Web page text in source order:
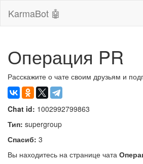
KarmaBot 🤖
Операция PR
Расскажите о чате своим друзьям и
Chat id: 1002992799863
Тип: supergroup
Спасиб: 3
Вы находитесь на странице чата